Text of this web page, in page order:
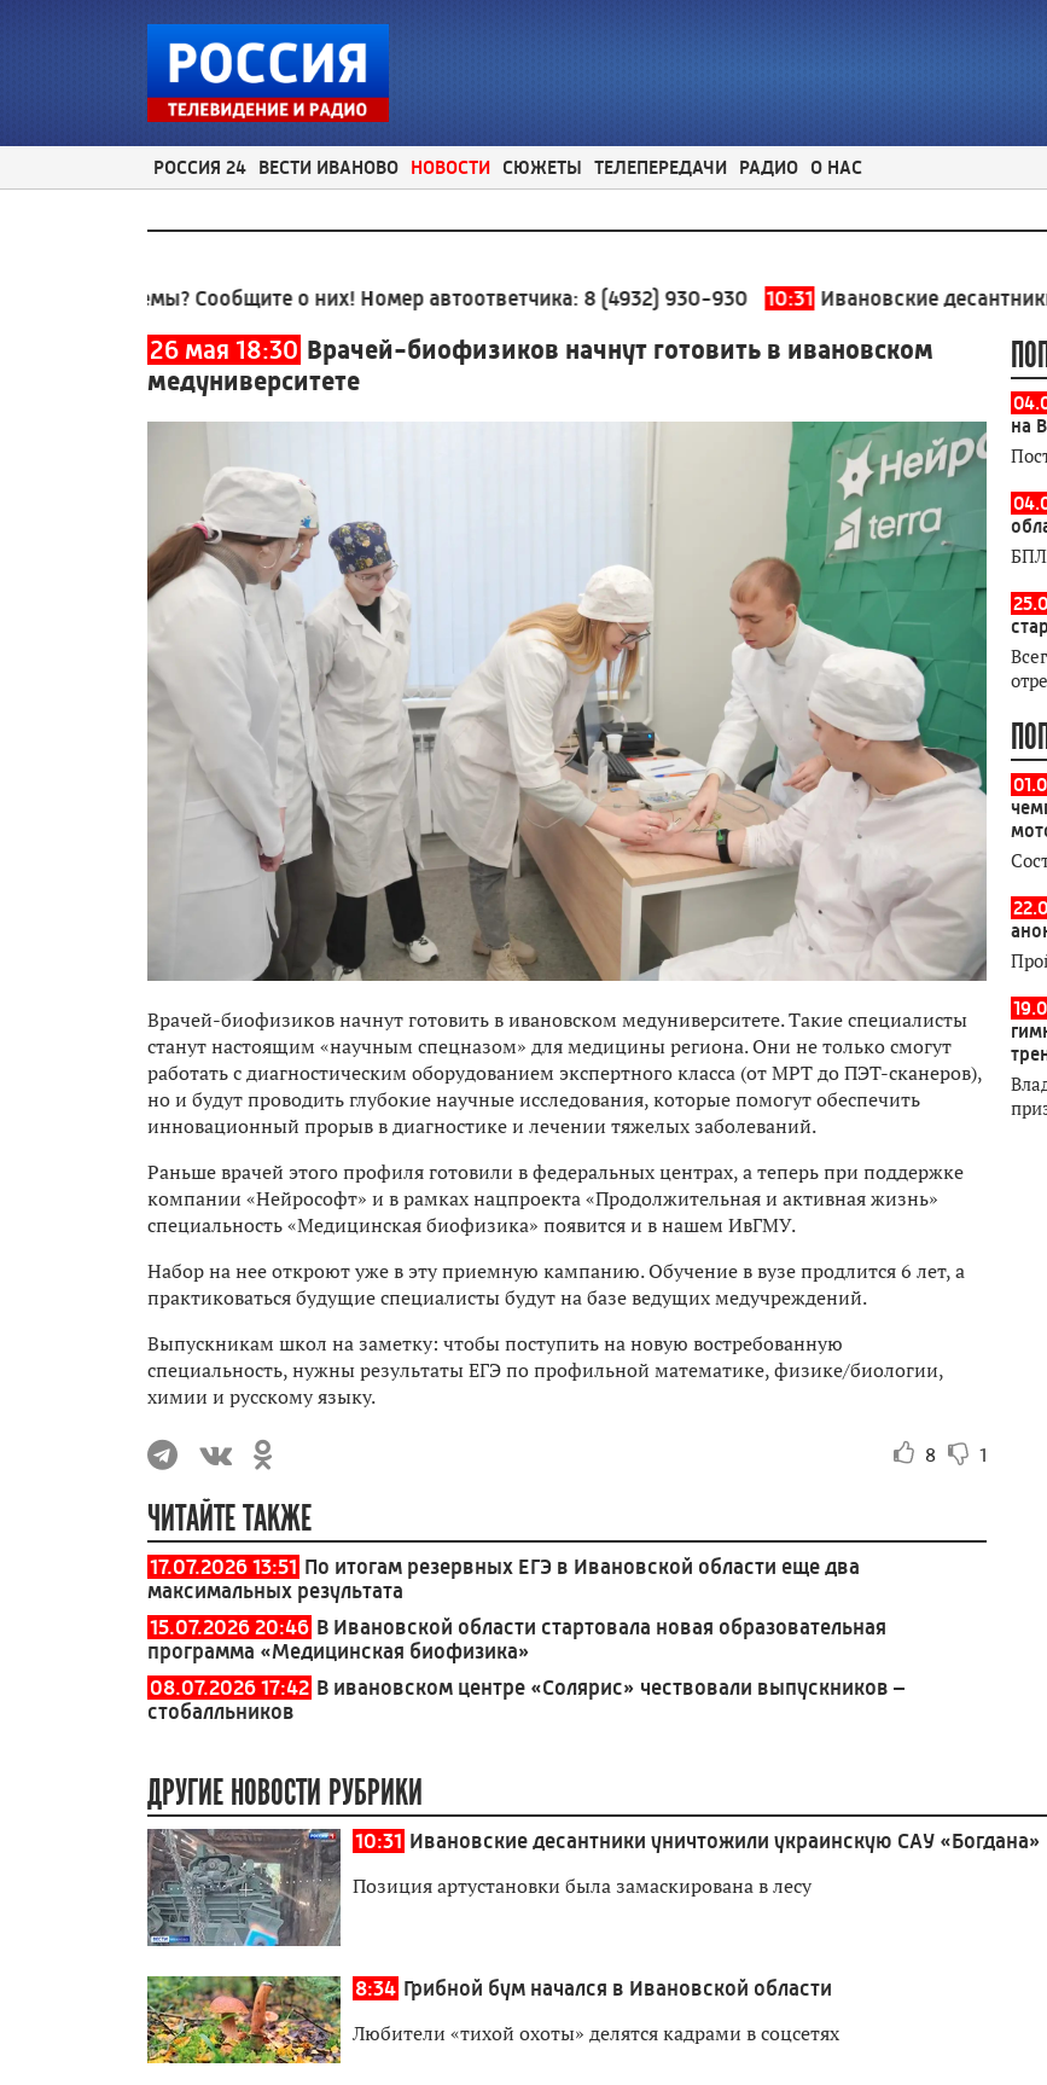
РОССИЯ 24 ВЕСТИ ИВАНОВО НОВОСТИ СЮЖЕТЫ ТЕЛЕПЕРЕДАЧИ РАДИО О НАС
Сообщите о них! Номер автоответчика:8 (4932) 930-930 10:31 Ивановские десантники
26 мая 18:30 Врачей-биофизиков начнут готовить в ивановском
медуниверситете
Врачей-биофизиков начнут готовить в ивановском медуниверситете. Такие специалисты
станут настоящим «научным спецназом» для медицины региона. Они не только смогут
работать с диагностическим оборудованием экспертного класса (от МРТ до ПЭТ-сканеров),
но и будут проводить глубокие научные исследования, которые помогут обеспечить
инновационный прорыв в диагностике и лечении тяжелых заболеваний.
Раньше врачей этого профиля готовили в федеральных центрах, а теперь при поддержке
компании «Нейрософт» и в рамках нацпроекта «Продолжительная и активная жизнь»
специальность «Медицинская биофизика» появится и в нашем ИвГМУ.
Набор на нее откроют уже в эту приемную кампанию. Обучение в вузе продлится 6 лет, а
практиковаться будущие специалисты будут на базе ведущих медучреждений.
Выпускникам школ на заметку: чтобы поступить на новую востребованную
специальность, нужны результаты ЕГЭ по профильной математике, физике/биологии,
химии и русскому языку.
8 1
ЧИТАЙТЕ ТАКЖЕ
17.07.2026 13:51 По итогам резервных ЕГЭ в Ивановской области еще два
максимальных результата
15.07.2026 20:46 В Ивановской области стартовала новая образовательная
программа «Медицинская биофизика»
08.07.2026 17:42 В ивановском центре «Солярис» чествовали выпускников –
стобалльников
на
ДРУГИЕ НОВОСТИ РУБРИКИ
10:31 Ивановские десантники уничтожили украинскую САУ «Богдана»
Позиция артустановки была замаскирована в лесу
8:34 Грибной бум начался в Ивановской области
Любители «тихой охоты» делятся кадрами в соцсетях